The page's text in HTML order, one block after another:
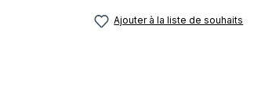
Ajouter à la liste de souhaits